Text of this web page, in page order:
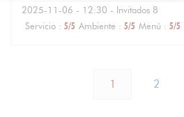
2025-11-06 - 12:30 - Invitados 8
Servicio : 5/5 Ambiente : 5/5 Menú : 5/5
1 2